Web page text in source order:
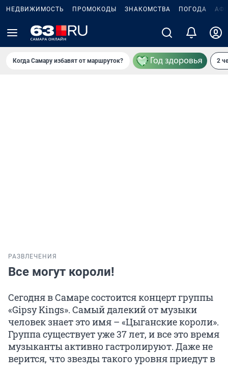
НЕДВИЖИМОСТЬ ПРОМОКОДЫ ЗНАКОМСТВА ПОГОДА
Когда Самару избавят от маршруток? 2
РАЗВЛЕЧЕНИЯ
Все могут короли!
Сегодня в Самаре состоится концерт группы
«Gipsy Kings». Самый далекий от музыки
человек знает это имя – «Цыганские короли».
Группа существует уже 37 лет, и все это время
музыканты активно гастролируют. Даже не
верится, что звезды такого уровня приедут в